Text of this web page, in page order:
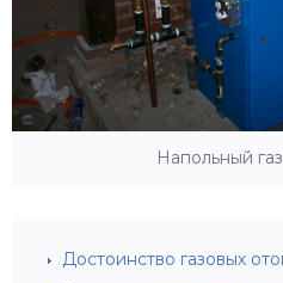
Напольный
Достоинство газовых